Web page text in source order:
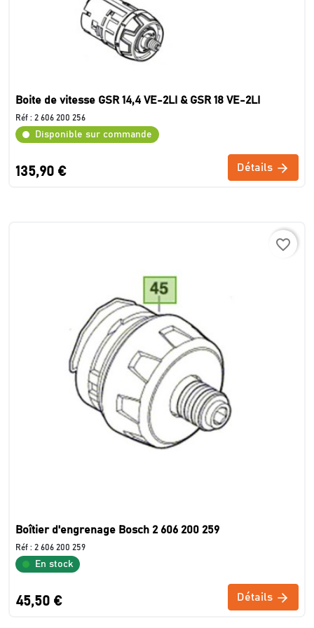
Boite de vitesse GSR 14,4 VE-2LI & GSR 18 VE-2LI
Réf : 2 606 200 256
Disponible sur commande
135,90 € Détails
favorite_border
Boîtier d'engrenage Bosch 2 606 200 259
Réf : 2 606 200 259
En stock
45,50 € Détails